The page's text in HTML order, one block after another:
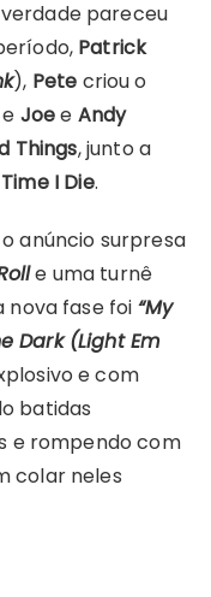
pareceu
Patrick
), Pete criou o
Joee Andy
Things, junto a
I Die.
anúncio surpresa
e uma turnê
nova fase foi “My
Dark (Light Em
e com
batidas
e rompendo com
colar neles